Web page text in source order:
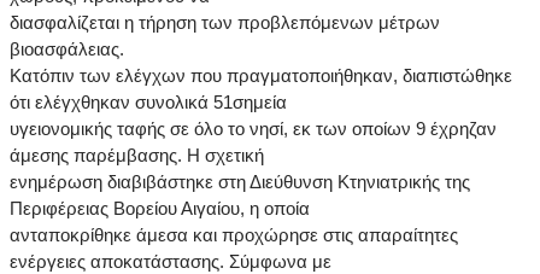
διασφαλίζεται η τήρηση των προβλεπόμενων μέτρων
βιοασφάλειας.
Κατόπιν των ελέγχων που πραγματοποιήθηκαν, διαπιστώθηκε
ότι ελέγχθηκαν συνολικά 51σημεία
υγειονομικής ταφής σε όλο το νησί, εκ των οποίων 9 έχρηζαν
άμεσης παρέμβασης. Η σχετική
ενημέρωση διαβιβάστηκε στη Διεύθυνση Κτηνιατρικής της
Περιφέρειας Βορείου Αιγαίου, η οποία
ανταποκρίθηκε άμεσα και προχώρησε στις απαραίτητες
ενέργειες αποκατάστασης. Σύμφωνα με